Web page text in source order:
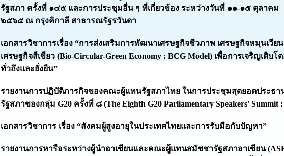
รัฐสภา ครั้งที่ ๑๔๕ และการประชุมอื่น ๆ ที่เกี่ยวข้อง ระหว่างวันที่ ๑๑-๑๕ ตุลาคม
๒๕๖๕ ณ กรุงคิกาลี สาธารณรัฐรวันดา
เอกสารวิชาการเรื่อง “การส่งเสริมการพัฒนาเศรษฐกิจชีวภาพ เศรษฐกิจหมุนเวีย
เศรษฐกิจสีเขียว (Bio-Circular-Green Economy : BCG Model) เพื่อการเจริญเติบโ
ทั่วถึงและยั่งยืน”
รายงานการปฏิบัติภารกิจของคณะผู้แทนรัฐสภาไทย ในการประชุมสุดยอดประธา
รัฐสภาของกลุ่ม G20 ครั้งที่ ๘ (The Eighth G20 Parliamentary Speakers' Summit :
เอกสารวิชาการ เรื่อง “สังคมผู้สูงอายุในประเทศไทยและการรับมือกับปัญหา”
รายงานการหารือระหว่างผู้นำอาเซียนและคณะผู้แทนสมัชชารัฐสภาอาเซียน